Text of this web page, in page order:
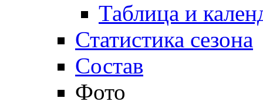
Таблица и
Статистика сезона
Состав
Фото